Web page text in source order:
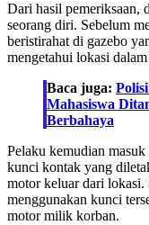
Dari hasil pemeriksaan,
seorang diri. Sebelum
beristirahat di gazebo
mengetahui lokasi
Baca juga:
Mahasiswa
Berbahaya
Pelaku kemudian
kunci kontak yang
motor keluar dari lokasi.
menggunakan kunci
motor milik korban.